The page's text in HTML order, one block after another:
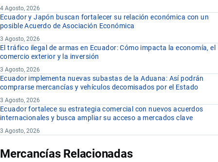
4 Agosto, 2026
Ecuador y Japón buscan fortalecer su relación económica con un
posible Acuerdo de Asociación Económica
3 Agosto, 2026
El tráfico ilegal de armas en Ecuador: Cómo impacta la economía, el
comercio exterior y la inversión
3 Agosto, 2026
Ecuador implementa nuevas subastas de la Aduana: Así podrán
comprarse mercancías y vehículos decomisados por el Estado
3 Agosto, 2026
Ecuador fortalece su estrategia comercial con nuevos acuerdos
internacionales y busca ampliar su acceso a mercados clave
3 Agosto, 2026
Mercancías Relacionadas